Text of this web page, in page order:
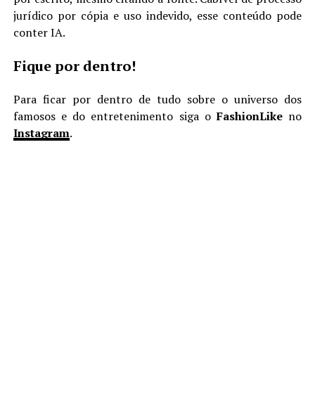
jurídico por cópia e uso indevido, esse conteúdo pode
conter IA.
Fique por dentro!
Para ficar por dentro de tudo sobre o universo dos
famosos e do entretenimento siga oFashionLike no
Instagram.